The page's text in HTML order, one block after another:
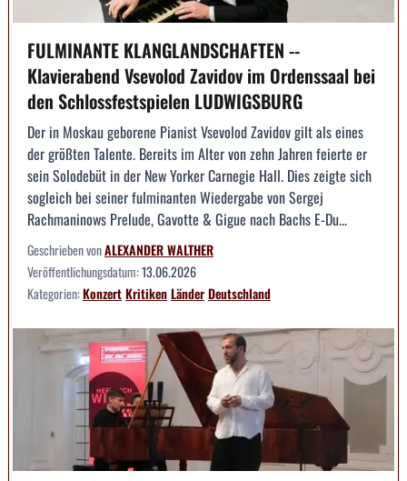
FULMINANTE KLANGLANDSCHAFTEN --
Klavierabend Vsevolod Zavidov im Ordenssaal bei
den Schlossfestspielen LUDWIGSBURG
Der in Moskau geborene Pianist Vsevolod Zavidov gilt als eines
der größten Talente. Bereits im Alter von zehn Jahren feierte er
sein Solodebüt in der New Yorker Carnegie Hall. Dies zeigte sich
sogleich bei seiner fulminanten Wiedergabe von Sergej
Rachmaninows Prelude, Gavotte & Gigue nach Bachs E-Du...
Geschrieben vonALEXANDER WALTHER
Veröffentlichungsdatum:13.06.2026
Kategorien:KonzertKritikenLänderDeutschland